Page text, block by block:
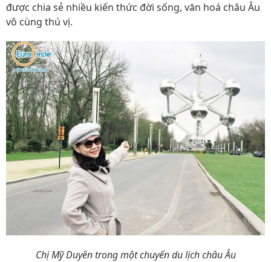
được chia sẻ nhiều kiến thức đời sống, văn hoá châu Âu
vô cùng thú vị.
Chị Mỹ Duyên trong một chuyến du lịch châu Âu